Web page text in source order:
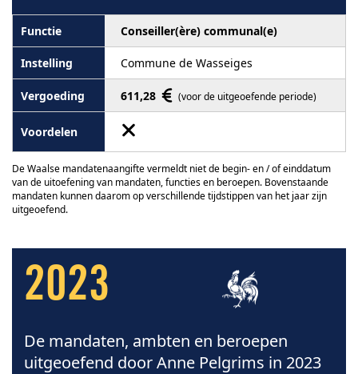
Conseiller(ère) communal(e)
Commune de Wasseiges
611,28 (voor de uitgeoefende periode)
De Waalse mandatenaangifte vermeldt niet de begin- en / of einddatum
van de uitoefening van mandaten, functies en beroepen. Bovenstaande
mandaten kunnen daarom op verschillende tijdstippen van het jaar zijn
uitgeoefend.
2023
De mandaten, ambten en beroepen
uitgeoefend door Anne Pelgrims in 2023